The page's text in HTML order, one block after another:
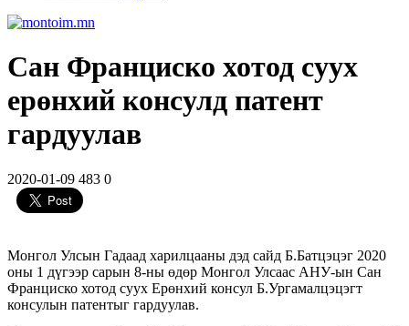
Сан Франциско хотод суух
ерөнхий консулд патент
гардуулав
2020-01-09 483 0
Монгол Улсын Гадаад харилцааны дэд сайд Б.Батцэцэг 2020
оны 1 дүгээр сарын 8-ны өдөр Монгол Улсаас АНУ-ын Сан
Франциско хотод суух Ерөнхий консул Б.Ургамалцэцэгт
консулын патентыг гардуулав.